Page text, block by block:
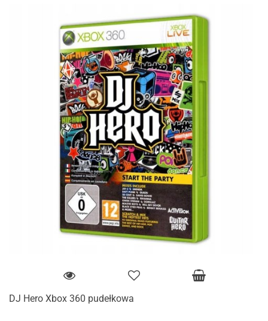
DJ Hero Xbox 360 pudełkowa